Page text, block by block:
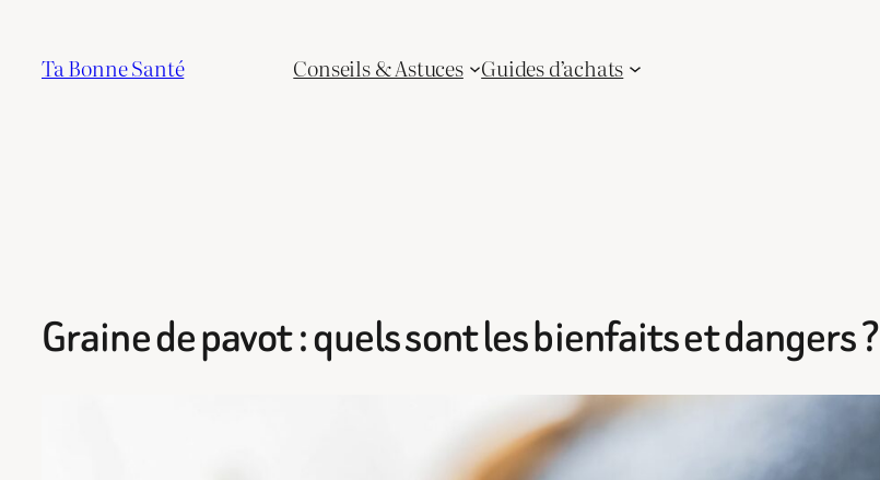
contenu
Ta Bonne Santé Conseils & Astuces Guides d’achats
Graine de pavot : quels sont les bienfaits et dangers ?